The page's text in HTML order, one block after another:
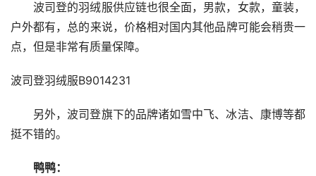
波司登的羽绒服供应链也很全面，男款，女款，童装，
户外都有，总的来说，价格相对国内其他品牌可能会稍贵一
点，但是非常有质量保障。
波司登羽绒服B9014231
另外，波司登旗下的品牌诸如雪中飞、冰洁、康博等都
挺不错的。
鸭鸭：